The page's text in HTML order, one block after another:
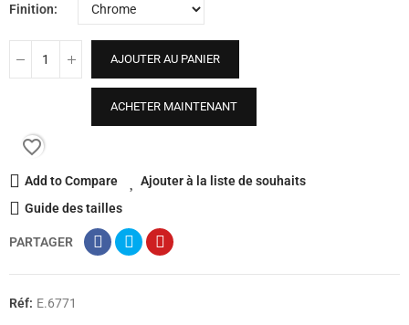
Finition
AJOUTER AU PANIER
ACHETER MAINTENANT
favorite_border
Add to Compare
Ajouter à la liste de souhaits
Guide des tailles
PARTAGER
Réf: E.6771